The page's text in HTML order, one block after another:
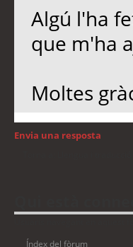
Algú l'ha
que m'ha
Moltes
Envia una resposta
Índex del fòrum